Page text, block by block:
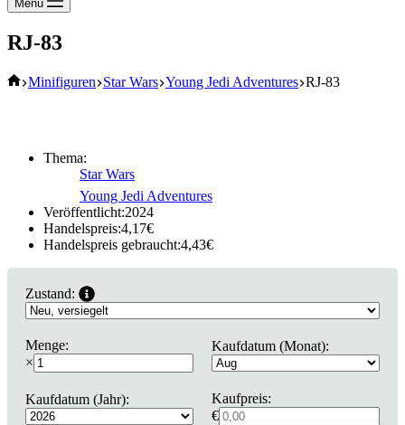
Ergebnisse
Menü
RJ-83
Start
Minifiguren Star Wars Young Jedi Adventures RJ-83
Thema:
Star Wars
Young Jedi Adventures
Veröffentlicht:2024
Handelspreis:4,17€
Handelspreis gebraucht:4,43€
Zustand:
Menge:
×
Kaufdatum (Monat):
Kaufdatum (Jahr):
Kaufpreis:
€